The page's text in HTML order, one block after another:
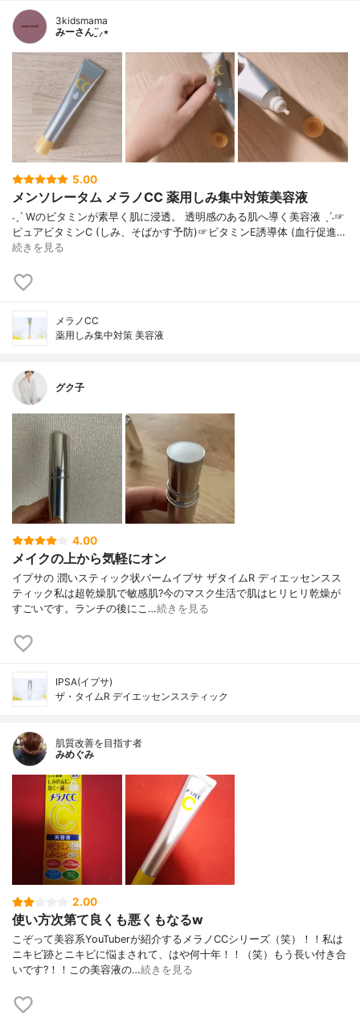
3kidsmama
みーさん¨̮⸝⋆
5.00
メンソレータム メラノCC 薬用しみ集中対策美容液
˗ˏˋ Wのビタミンが素早く肌に浸透。 透明感のある肌へ導く美容液 ˎˊ˗☞
ピュアビタミンC (しみ、そばかす予防)☞ビタミンE誘導体 (血行促進…
続きを見る
メラノCC
薬用しみ集中対策 美容液
グク子
4.00
メイクの上から気軽にオン
イプサの 潤いスティック状バームイプサ ザタイムR ディエッセンスス
ティック私は超乾燥肌で敏感肌?今のマスク生活で肌はヒリヒリ乾燥が
すごいです。ランチの後にこ…続きを見る
IPSA(イプサ)
ザ・タイムR デイエッセンススティック
肌質改善を目指す者
みめぐみ
2.00
使い方次第て良くも悪くもなるw
こぞって美容系YouTuberが紹介するメラノCCシリーズ（笑）！！私は
ニキビ跡とニキビに悩まされて、はや何十年！！（笑）もう長い付き合
いです?！！この美容液の…続きを見る